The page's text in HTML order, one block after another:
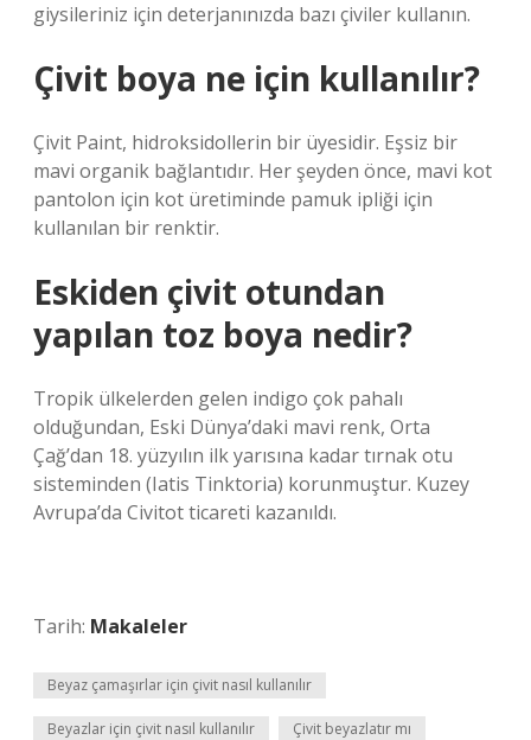
giysileriniz için deterjanınızda bazı çiviler kullanın.
Çivit boya ne için kullanılır?
Çivit Paint, hidroksidollerin bir üyesidir. Eşsiz bir
mavi organik bağlantıdır. Her şeyden önce, mavi kot
pantolon için kot üretiminde pamuk ipliği için
kullanılan bir renktir.
Eskiden çivit otundan
yapılan toz boya nedir?
Tropik ülkelerden gelen indigo çok pahalı
olduğundan, Eski Dünya’daki mavi renk, Orta
Çağ’dan 18. yüzyılın ilk yarısına kadar tırnak otu
sisteminden (Iatis Tinktoria) korunmuştur. Kuzey
Avrupa’da Civitot ticareti kazanıldı.
Tarih: Makaleler
Beyaz çamaşırlar için çivit nasıl kullanılır
Beyazlar için çivit nasıl kullanılır Çivit beyazlatır mı